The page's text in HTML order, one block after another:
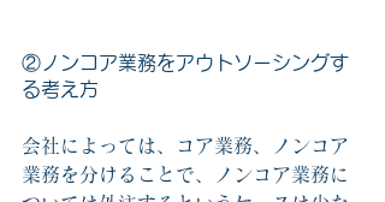
②ノンコア業務をアウトソーシングす
る考え方
会社によっては、コア業務、ノンコア
業務を分けることで、ノンコア業務に